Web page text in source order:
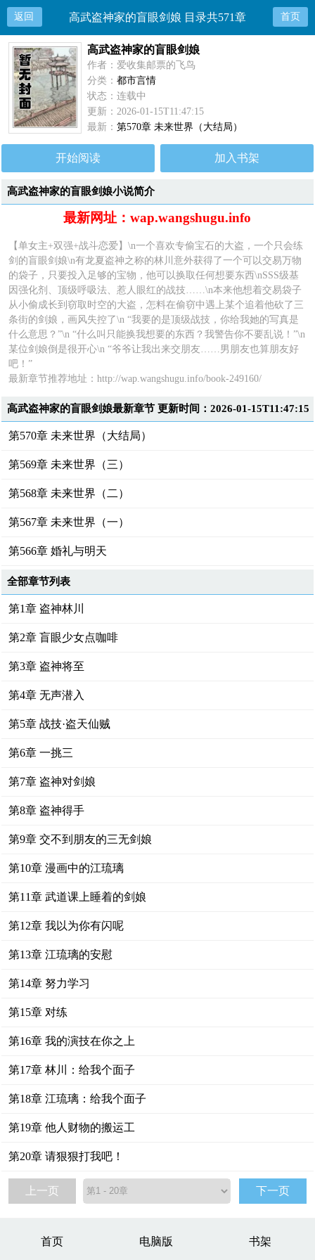
返回 高武盗神家的盲眼剑娘 目录共571章 首页
高武盗神家的盲眼剑娘
作者：爱收集邮票的飞鸟
分类：都市言情
状态：连载中
更新：2026-01-15T11:47:15
最新：第570章 未来世界（大结局）
开始阅读 加入书架
高武盗神家的盲眼剑娘小说简介
最新网址：wap.wangshugu.info
【单女主+双强+战斗恋爱】\n一个喜欢专偷宝石的大盗，一个只会练
剑的盲眼剑娘\n有龙夏盗神之称的林川意外获得了一个可以交易万物
的袋子，只要投入足够的宝物，他可以换取任何想要东西\nSSS级基
因强化剂、顶级呼吸法、惹人眼红的战技……\n本来他想着交易袋子
从小偷成长到窃取时空的大盗，怎料在偷窃中遇上某个追着他砍了三
条街的剑娘，画风失控了\n “我要的是顶级战技，你给我她的写真是
什么意思？”\n “什么叫只能换我想要的东西？我警告你不要乱说！”\n
某位剑娘倒是很开心\n “爷爷让我出来交朋友……男朋友也算朋友好
吧！”
最新章节推荐地址：http://wap.wangshugu.info/book-249160/
高武盗神家的盲眼剑娘最新章节 更新时间：2026-01-15T11:47:15
第570章 未来世界（大结局）
第569章 未来世界（三）
第568章 未来世界（二）
第567章 未来世界（一）
第566章 婚礼与明天
全部章节列表
第1章 盗神林川
第2章 盲眼少女点咖啡
第3章 盗神将至
第4章 无声潜入
第5章 战技·盗天仙贼
第6章 一挑三
第7章 盗神对剑娘
第8章 盗神得手
第9章 交不到朋友的三无剑娘
第10章 漫画中的江琉璃
第11章 武道课上睡着的剑娘
第12章 我以为你有闪呢
第13章 江琉璃的安慰
第14章 努力学习
第15章 对练
第16章 我的演技在你之上
第17章 林川：给我个面子
第18章 江琉璃：给我个面子
第19章 他人财物的搬运工
第20章 请狠狠打我吧！
上一页 下一页
首页 电脑版 书架